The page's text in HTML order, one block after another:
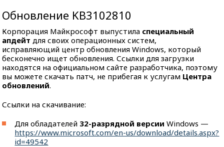
Обновление KB3102810
Корпорация Майкрософт выпустила специальный
апдейт для своих операционных систем,
исправляющий центр обновления Windows, который
бесконечно ищет обновления. Ссылки для загрузки
находятся на официальном сайте разработчика, поэтому
вы можете скачать патч, не прибегая к услугам Центра
обновлений.
Ссылки на скачивание:
Для обладателей 32-разрядной версии Windows —
https://www.microsoft.com/en-us/download/details.aspx?
id=49542